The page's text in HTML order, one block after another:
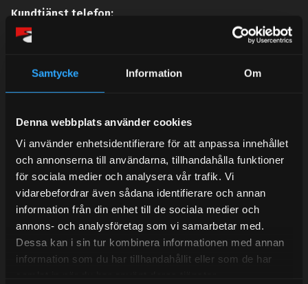
Samtycke Information Om
Denna webbplats använder cookies
Vi använder enhetsidentifierare för att anpassa innehållet
och annonserna till användarna, tillhandahålla funktioner
för sociala medier och analysera vår trafik. Vi
vidarebefordrar även sådana identifierare och annan
information från din enhet till de sociala medier och
annons- och analysföretag som vi samarbetar med.
Dessa kan i sin tur kombinera informationen med annan
information som du har tillhandahållit eller som de har
Kundtjänst telefon:
Semestertider.
under sommaren men med viss fördröjning. 2/7 -9/7 är
det helt stängt.
Lunchstängt 12:00-13:00
E-post:info@streetperformance.se